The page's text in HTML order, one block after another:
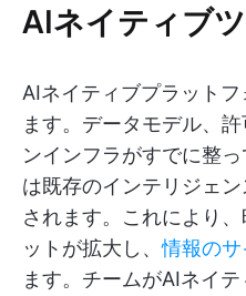
AIネイティブ
AIネイティブプラット
ます。データモデル、
ンインフラがすでに整
は既存のインテリジェ
されます。これにより
ットが拡大し、情報の
ます。チームがAIネイ